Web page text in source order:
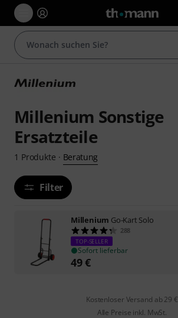
Millenium Sonstige
Ersatzteile
1 Produkte · Beratung
Filter
Millenium Go-Kart Solo
288
TOP-SELLER
Sofort lieferbar
49€
Kostenloser Versand ab 29 €
Alle Preise inkl. MwSt.